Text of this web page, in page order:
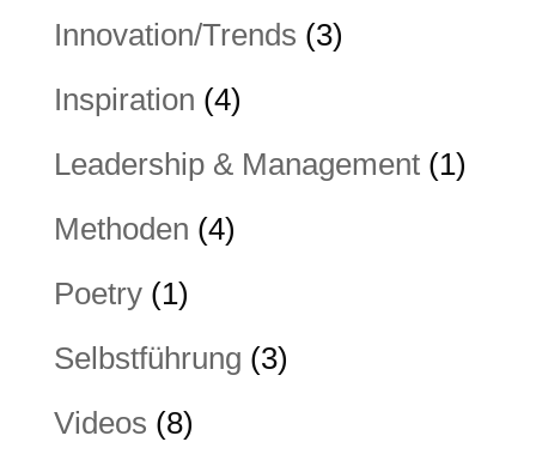
Innovation/Trends (3)
Inspiration (4)
Leadership & Management(1)
Methoden (4)
Poetry(1)
Selbstführung (3)
Videos (8)